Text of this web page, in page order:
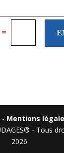
=
- Mentions
- Tous
2026